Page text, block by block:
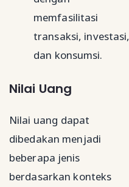
memfasilitasi
transaksi, investasi,
dan konsumsi.
Nilai Uang
Nilai uang dapat
dibedakan menjadi
beberapa jenis
berdasarkan konteks